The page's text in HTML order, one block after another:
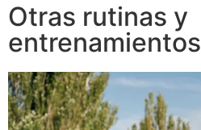
Otras rutinas y
entrenamientos